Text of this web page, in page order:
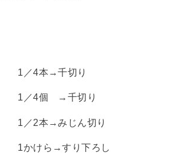
4本→千切り
4個 →千切り
本→みじん切り
ら→すり下ろし